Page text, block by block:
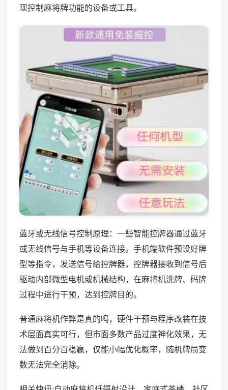
现控制麻将牌功能的设备或工具。
蓝牙或无线信号控制原理：一些智能控牌器通过蓝牙
或无线信号与手机等设备连接。手机端软件预设好牌
型等指令，发送信号给控牌器，控牌器接收到信号后
驱动内部微型电机或机械结构，在麻将机洗牌、码牌
过程中进行干预，达到控牌目的。
普通麻将机作弊是真的吗，硬件干预与程序改装在技
术层面真实可行，但市面多数产品过度神化效果，无
法做到百分百稳赢，仅能小幅优化概率，随机牌局变
数无法完全消除。